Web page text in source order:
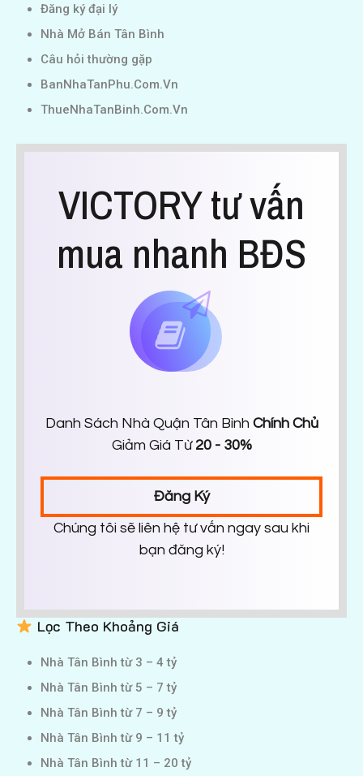
Đăng ký đại lý
Nhà Mở Bán Tân Bình
Câu hỏi thường gặp
BanNhaTanPhu.Com.Vn
ThueNhaTanBinh.Com.Vn
VICTORY tư vấn
mua nhanh BĐS
Danh Sách Nhà Quận Tân Bình Chính Chủ
Giảm Giá Từ 20 - 30%
Đăng Ký
Chúng tôi sẽ liên hệ tư vấn ngay sau khi
bạn đăng ký!
Lọc Theo Khoảng Giá
Nhà Tân Bình từ 3 – 4 tỷ
Nhà Tân Bình từ 5 – 7 tỷ
Nhà Tân Bình từ 7 – 9 tỷ
Nhà Tân Bình từ 9 – 11 tỷ
Nhà Tân Bình từ 11 – 20 tỷ